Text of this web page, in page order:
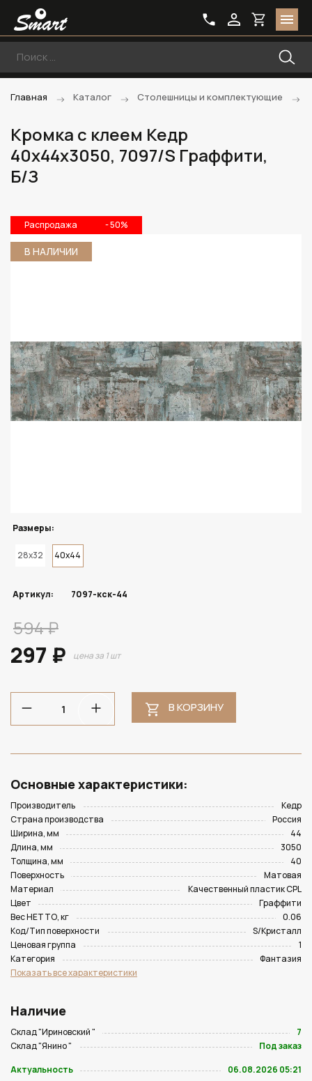
Главная Каталог Столешницы и комплектующие
Кромка с клеем Кедр
40х44х3050, 7097/S Граффити,
Б/З
Распродажа - 50%
В НАЛИЧИИ
Размеры:
28x32 40x44
Артикул: 7097-кск-44
594 ₽
297 ₽ цена за 1 шт
В КОРЗИНУ
Основные характеристики:
Производитель
Кедр
Страна производства
Россия
Ширина, мм
44
Длина, мм
3050
Толщина, мм
40
Поверхность
Матовая
Материал
Качественный пластик CPL
Цвет
Граффити
Вес НЕТТО, кг
0.06
Код/Тип поверхности
S/Кристалл
Ценовая группа
1
Категория
Фантазия
Показать все характеристики
Наличие
Склад "Ириновский "
7
Склад "Янино "
Под заказ
Актуальность
06.08.2026 05:21